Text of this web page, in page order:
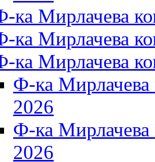
ка Мирлачева
ка Мирлачева
ка Мирлачева
Ф-ка
2026
Ф-ка
2026